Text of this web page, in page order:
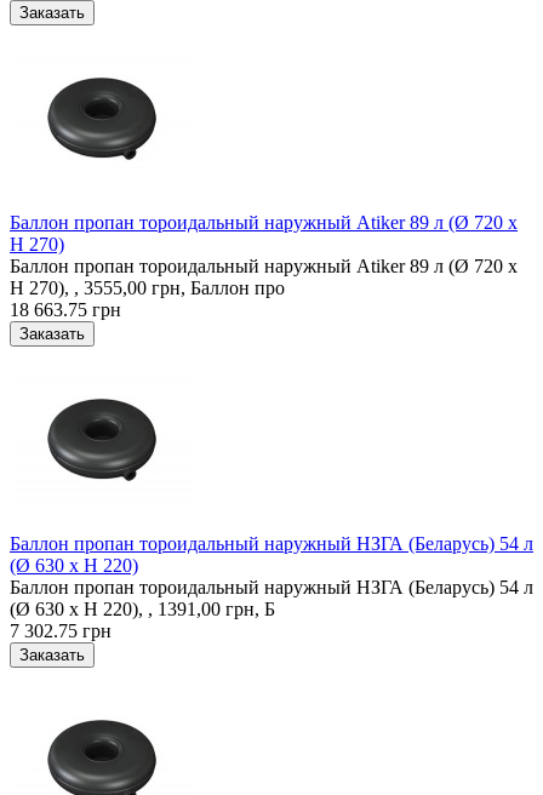
Баллон пропан тороидальный наружный Atiker 89 л (Ø 720 х
H 270)
Баллон пропан тороидальный наружный Atiker 89 л (Ø 720 х
H 270), , 3555,00 грн, Баллон про
18 663.75 грн
Баллон пропан тороидальный наружный НЗГА (Беларусь) 54 л
(Ø 630 х H 220)
Баллон пропан тороидальный наружный НЗГА (Беларусь) 54 л
(Ø 630 х H 220), , 1391,00 грн, Б
7 302.75 грн